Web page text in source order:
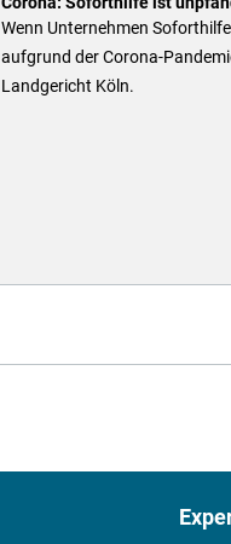
Wenn Unternehmen
aufgrund der Corona-
Landgericht Köln.